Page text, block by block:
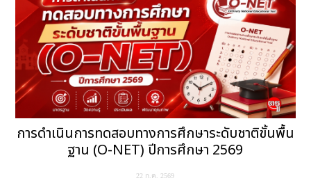
การดำเนินการทดสอบทางการศึกษาระดับชาติขั้นพื้น
ฐาน (O-NET) ปีการศึกษา 2569
22 ก.ค. 2569